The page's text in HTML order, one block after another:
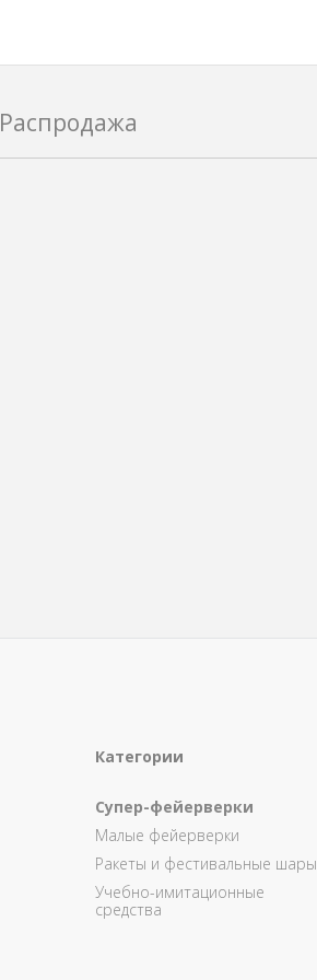
Распродажа
Категории
Супер-фейерверки
Малые фейерверки
Ракеты и фестивальные шары
Учебно-имитационные
средства